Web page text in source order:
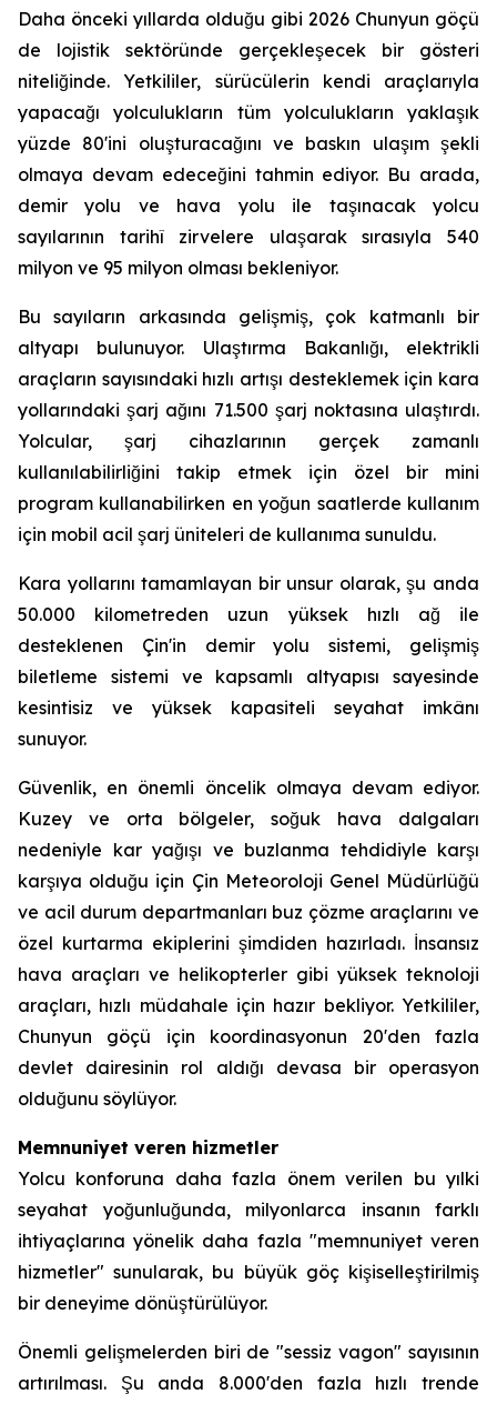
Daha önceki yıllarda olduğu gibi 2026 Chunyun göçü
de lojistik sektöründe gerçekleşecek bir gösteri
niteliğinde. Yetkililer, sürücülerin kendi araçlarıyla
yapacağı yolculukların tüm yolculukların yaklaşık
yüzde 80'ini oluşturacağını ve baskın ulaşım şekli
olmaya devam edeceğini tahmin ediyor. Bu arada,
demir yolu ve hava yolu ile taşınacak yolcu
sayılarının tarihî zirvelere ulaşarak sırasıyla 540
milyon ve 95 milyon olması bekleniyor.
Bu sayıların arkasında gelişmiş, çok katmanlı bir
altyapı bulunuyor. Ulaştırma Bakanlığı, elektrikli
araçların sayısındaki hızlı artışı desteklemek için kara
yollarındaki şarj ağını 71.500 şarj noktasına ulaştırdı.
Yolcular, şarj cihazlarının gerçek zamanlı
kullanılabilirliğini takip etmek için özel bir mini
program kullanabilirken en yoğun saatlerde kullanım
için mobil acil şarj üniteleri de kullanıma sunuldu.
Kara yollarını tamamlayan bir unsur olarak, şu anda
50.000 kilometreden uzun yüksek hızlı ağ ile
desteklenen Çin'in demir yolu sistemi, gelişmiş
biletleme sistemi ve kapsamlı altyapısı sayesinde
kesintisiz ve yüksek kapasiteli seyahat imkânı
sunuyor.
Güvenlik, en önemli öncelik olmaya devam ediyor.
Kuzey ve orta bölgeler, soğuk hava dalgaları
nedeniyle kar yağışı ve buzlanma tehdidiyle karşı
karşıya olduğu için Çin Meteoroloji Genel Müdürlüğü
ve acil durum departmanları buz çözme araçlarını ve
özel kurtarma ekiplerini şimdiden hazırladı. İnsansız
hava araçları ve helikopterler gibi yüksek teknoloji
araçları, hızlı müdahale için hazır bekliyor. Yetkililer,
Chunyun göçü için koordinasyonun 20'den fazla
devlet dairesinin rol aldığı devasa bir operasyon
olduğunu söylüyor.
Memnuniyet veren hizmetler
Yolcu konforuna daha fazla önem verilen bu yılki
seyahat yoğunluğunda, milyonlarca insanın farklı
ihtiyaçlarına yönelik daha fazla "memnuniyet veren
hizmetler" sunularak, bu büyük göç kişiselleştirilmiş
bir deneyime dönüştürülüyor.
Önemli gelişmelerden biri de "sessiz vagon" sayısının
artırılması. Şu anda 8.000'den fazla hızlı trende